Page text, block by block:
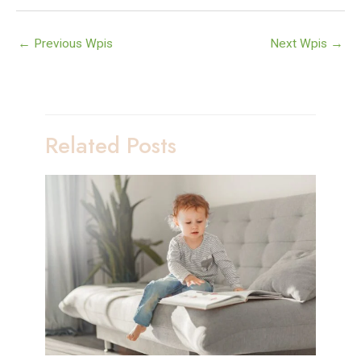
Post
← Previous Wpis Next Wpis →
Related Posts